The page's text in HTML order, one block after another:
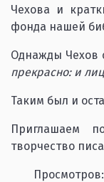
Чехова и
фонда нашей
Однажды Чехов
прекрасно: и
Таким был и
Приглашаем
творчество